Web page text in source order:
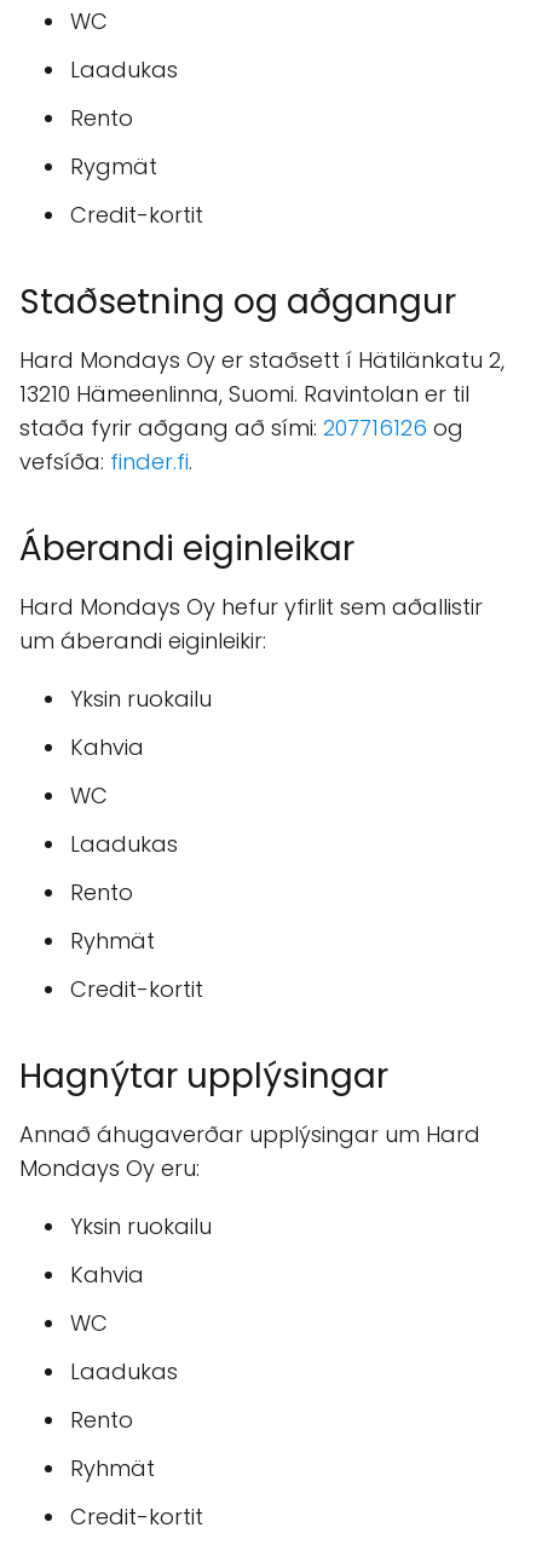
WC
Laadukas
Rento
Rygmät
Credit-kortit
Staðsetning og aðgangur
Hard Mondays Oy er staðsett í Hätilänkatu 2,
13210 Hämeenlinna, Suomi. Ravintolan er til
staða fyrir aðgang að sími: 207716126 og
vefsíða: finder.fi.
Áberandi eiginleikar
Hard Mondays Oy hefur yfirlit sem aðallistir
um áberandi eiginleikir:
Yksin ruokailu
Kahvia
WC
Laadukas
Rento
Ryhmät
Credit-kortit
Hagnýtar upplýsingar
Annað áhugaverðar upplýsingar um Hard
Mondays Oy eru:
Yksin ruokailu
Kahvia
WC
Laadukas
Rento
Ryhmät
Credit-kortit